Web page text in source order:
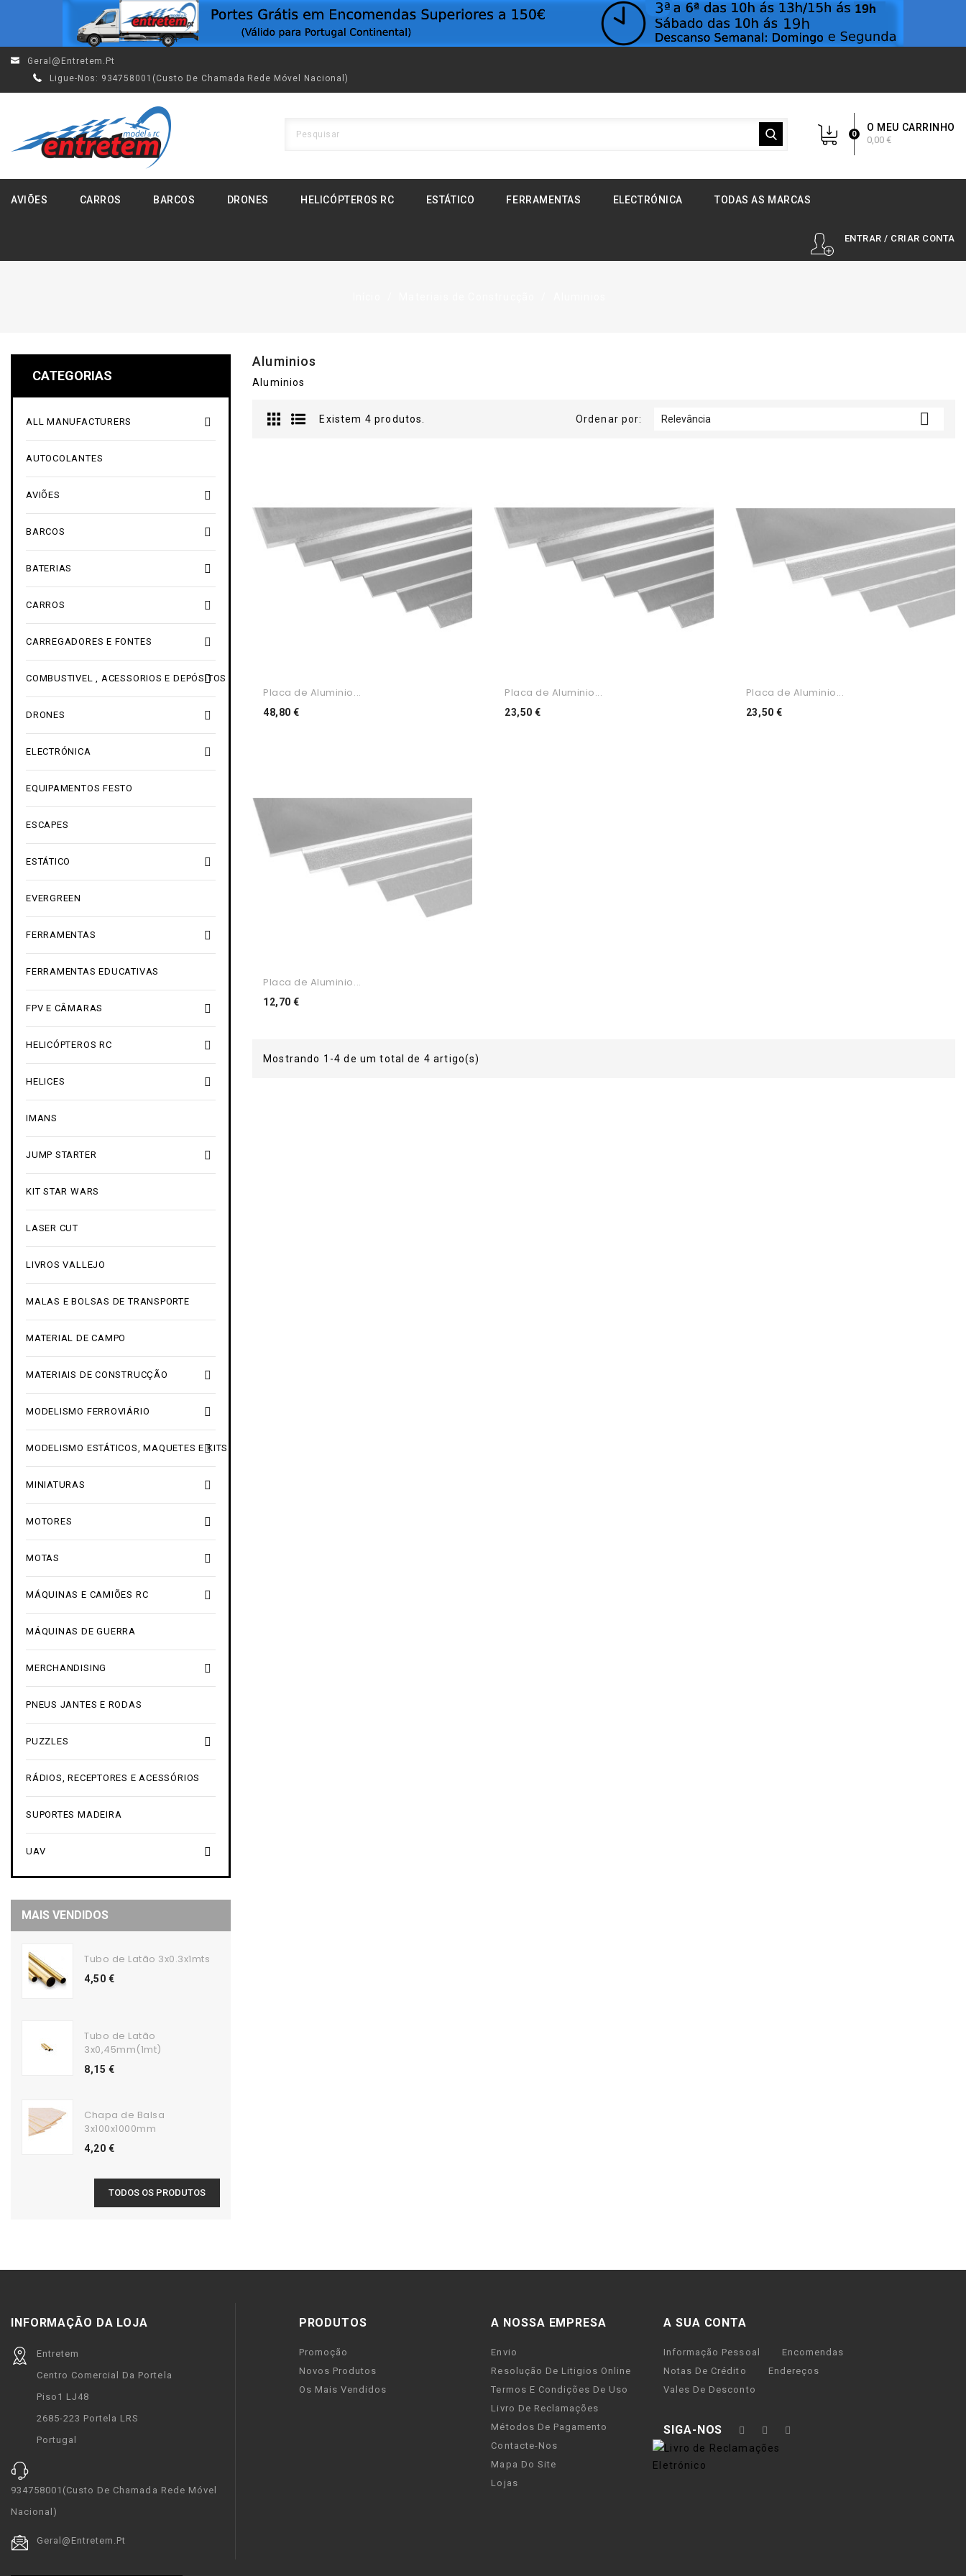
Geral@entretem.pt
Ligue-Nos: 934758001(custo De Chamada Rede Móvel Nacional)
O MEU CARRINHO
0
0,00 €
AVIÕES CARROS BARCOS DRONES HELICÓPTEROS RC ESTÁTICO FERRAMENTAS ELECTRÓNICA TODAS AS MARCAS
ENTRAR / CRIAR CONTA
CATEGORIAS

ALL MANUFACTURERS
AUTOCOLANTES

AVIÕES

BARCOS

BATERIAS

CARROS

CARREGADORES E FONTES

COMBUSTIVEL , ACESSORIOS E DEPÓSITOS

DRONES

ELECTRÓNICA
EQUIPAMENTOS FESTO
ESCAPES

ESTÁTICO
EVERGREEN

FERRAMENTAS
FERRAMENTAS EDUCATIVAS

FPV E CÂMARAS

HELICÓPTEROS RC

HELICES
IMANS

JUMP STARTER
KIT STAR WARS
LASER CUT
LIVROS VALLEJO
MALAS E BOLSAS DE TRANSPORTE
MATERIAL DE CAMPO

MATERIAIS DE CONSTRUCÇÃO

MODELISMO FERROVIÁRIO

MODELISMO ESTÁTICOS, MAQUETES E KITS

MINIATURAS

MOTORES

MOTAS

MÁQUINAS E CAMIÕES RC
MÁQUINAS DE GUERRA

MERCHANDISING
PNEUS JANTES E RODAS

PUZZLES
RÁDIOS, RECEPTORES E ACESSÓRIOS
SUPORTES MADEIRA

UAV
MAIS VENDIDOS
Tubo de Latão 3x0.3x1mts
4,50 €
Tubo de Latão
3x0,45mm(1mt)
8,15 €
Chapa de Balsa
3x100x1000mm
4,20 €
TODOS OS PRODUTOS
Aluminios
Aluminios
Existem 4 produtos. Ordenar por: Relevância 
Placa de Aluminio...
48,80 €Preço
Placa de Aluminio...
23,50 €Preço
Placa de Aluminio...
23,50 €Preço
Placa de Aluminio...
12,70 €Preço
Mostrando 1-4 de um total de 4 artigo(s)
INFORMAÇÃO DA LOJA
Entretem
Centro Comercial Da Portela
Piso1 LJ48
2685-223 Portela LRS
Portugal
934758001(custo De Chamada Rede Móvel
Nacional)
Geral@entretem.pt
PRODUTOS
Promoção
Novos Produtos
Os Mais Vendidos
A NOSSA EMPRESA
Envio
Resolução De Litigios Online
Termos E Condições De Uso
Livro De Reclamações
Métodos De Pagamento
Contacte-Nos
Mapa Do Site
Lojas
A SUA CONTA
Informação Pessoal
Encomendas
Notas De Crédito
Endereços
Vales De Desconto
SIGA-NOS